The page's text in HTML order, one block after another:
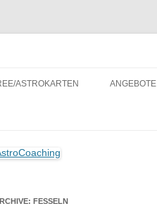
ASTROKARTEN ANGEBOTE
FESSELN